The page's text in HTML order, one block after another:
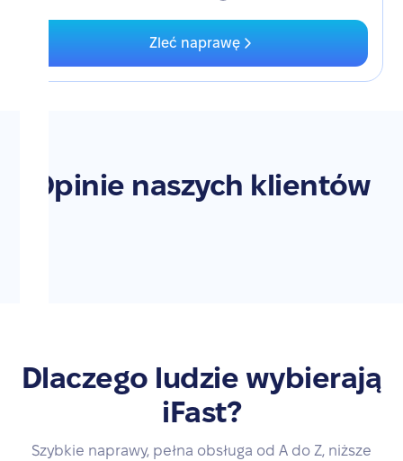
Zleć naprawę
Opinie naszych klientów
Dlaczego ludzie wybierają
iFast?
Szybkie naprawy, pełna obsługa od A do Z, niższe